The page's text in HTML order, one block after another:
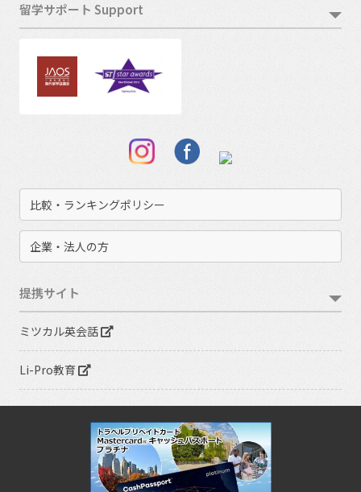
留学サポート Support
比較・ランキングポリシー
企業・法人の方
提携サイト
ミツカル英会話
Li-Pro教育